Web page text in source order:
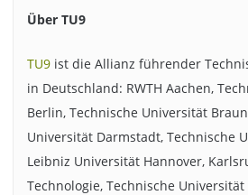
Über TU9
TU9ist die Allianz führender
in Deutschland: RWTH Aachen,
Berlin, Technische Universität
Universität Darmstadt, Technische
Leibniz Universität Hannover,
Technologie, Technische